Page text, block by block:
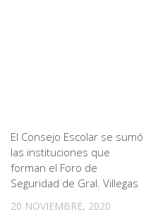
El Consejo Escolar se sumó
las instituciones que
forman el Foro de
Seguridad de Gral. Villegas
20 NOVIEMBRE, 2020